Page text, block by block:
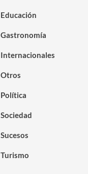
Educación
Gastronomía
Internacionales
Otros
Política
Sociedad
Sucesos
Turismo